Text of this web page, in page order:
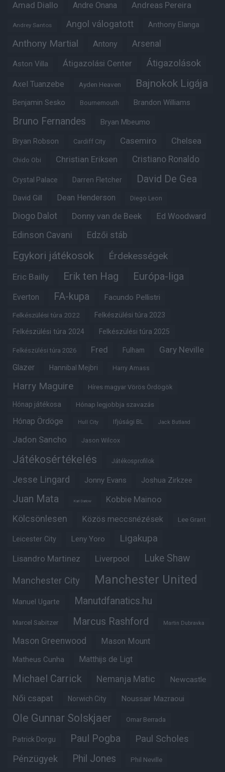
Amad Diallo Andre Onana Andreas Pereira
Andrey Santos Angol válogatott Anthony Elanga
Anthony Martial Antony Arsenal
Aston Villa Átigazolási Center Átigazolások
Axel Tuanzebe Ayden Heaven Bajnokok Ligája
Benjamin Sesko Bournemouth Brandon Williams
Bruno Fernandes Bryan Mbeumo
Bryan Robson Cardiff City Casemiro Chelsea
Chido Obi Christian Eriksen Cristiano Ronaldo
Crystal Palace Darren Fletcher David De Gea
David Gill Dean Henderson Diego Leon
Diogo Dalot Donny van de Beek Ed Woodward
Edinson Cavani Edzői stáb
Egykori játékosok Érdekességek
Eric Bailly Erik ten Hag Európa-liga
Everton FA-kupa Facundo Pellistri
Felkészülési túra 2022 Felkészülési túra 2023
Felkészülési túra 2024 Felkészülési túra 2025
Felkészülési túra 2026 Fred Fulham Gary Neville
Glazer Hannibal Mejbri Harry Amass
Harry Maguire Híres magyar Vörös Ördögök
Hónap játékosa Hónap legjobbja szavazás
Hónap Ördöge Hull City Ifjúsági BL Jack Butland
Jadon Sancho Jason Wilcox
Játékosértékelés Játékosprofilok
Jesse Lingard Jonny Evans Joshua Zirkzee
Juan Mata Karl Darlow Kobbie Mainoo
Kölcsönlesen Közös meccsnézések Lee Grant
Leicester City Leny Yoro Ligakupa
Lisandro Martinez Liverpool Luke Shaw
Manchester City Manchester United
Manuel Ugarte Manutdfanatics.hu
Marcel Sabitzer Marcus Rashford Martin Dubravka
Mason Greenwood Mason Mount
Matheus Cunha Matthijs de Ligt
Michael Carrick Nemanja Matic Newcastle
Női csapat Norwich City Noussair Mazraoui
Ole Gunnar Solskjaer Omar Berrada
Patrick Dorgu Paul Pogba Paul Scholes
Pénzügyek Phil Jones Phil Neville